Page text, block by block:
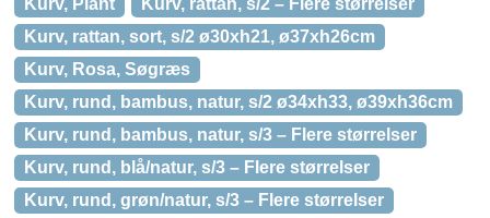
Kurv, Plant
Kurv, rattan, s/2 – Flere størrelser
Kurv, rattan, sort, s/2 ø30xh21, ø37xh26cm
Kurv, Rosa, Søgræs
Kurv, rund, bambus, natur, s/2 ø34xh33, ø39xh36cm
Kurv, rund, bambus, natur, s/3 – Flere størrelser
Kurv, rund, blå/natur, s/3 – Flere størrelser
Kurv, rund, grøn/natur, s/3 – Flere størrelser